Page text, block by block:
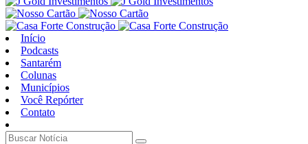
Início
Podcasts
Santarém
Colunas
Municípios
Você Repórter
Contato